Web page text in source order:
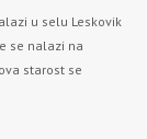
u selu Leskovik
se nalazi na
starost se